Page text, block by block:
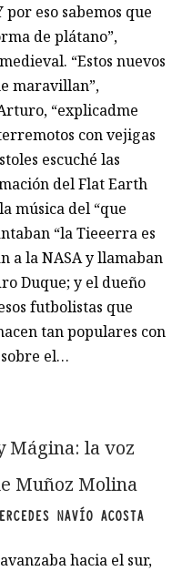
por eso sabemos que
de plátano”,
“Estos nuevos
maravillan”,
“explicadme
con vejigas
escuché las
del Flat Earth
música del “que
“la Tieeerra es
a la NASA y llamaban
Duque; y el dueño
futbolistas que
tan populares con
el…
Mágina: la voz
Muñoz Molina
NAVÍO ACOSTA
hacia el sur,